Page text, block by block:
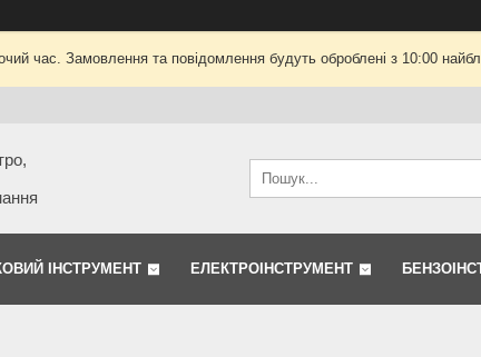
час. Замовлення та повідомлення будуть оброблені з 10:00
ІНСТРУМЕНТ ЕЛЕКТРОІНСТРУМЕНТ